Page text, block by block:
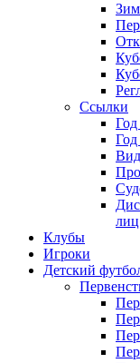
Ссылки
Год
Год
Клубы
Игроки
Детский